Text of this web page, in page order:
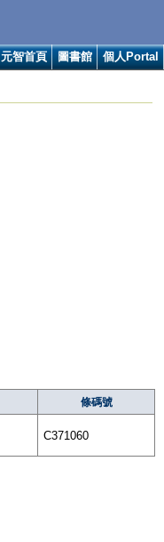
元智首頁 圖書館 個人Portal
條碼號
C371060